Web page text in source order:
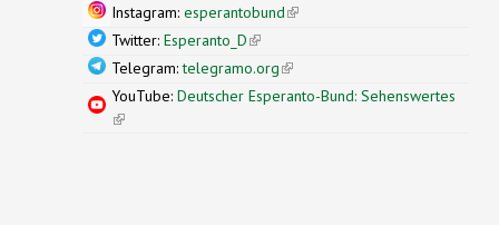
Instagram: esperantobund(link is external)
Twitter: Esperanto_D(link is external)
Telegram:telegramo.org(link is external)
YouTube: Deutscher Esperanto-Bund: Sehenswertes
(link is external)